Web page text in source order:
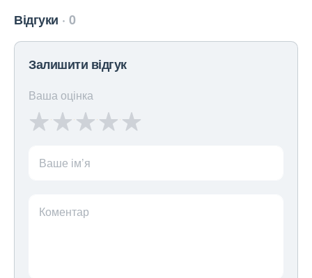
Відгуки 0
Залишити відгук
Ваша оцінка
Ваше ім’я
Коментар